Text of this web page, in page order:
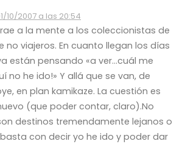
10/2007 a las 20:54
a la mente a los coleccionistas de
no viajeros. En cuanto llegan los días
están pensando «a ver…cuál me
no he ido!» Y allá que se van, de
en plan kamikaze. La cuestión es
(que poder contar, claro).No
destinos tremendamente lejanos o
con decir yo he ido y poder dar